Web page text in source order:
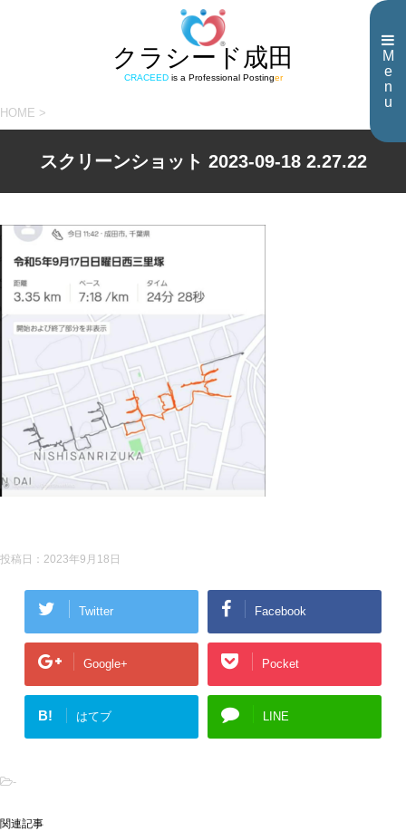
M
e
n
u
クラシード成田
CRACEEDis a Professional Postinger
HOME >
スクリーンショット 2023-09-18 2.27.22
投稿日： 2023年9月18日
Twitter Facebook
Google+ Pocket
B! はてブ LINE
-
関連記事